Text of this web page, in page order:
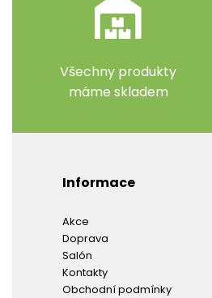
Všechny produkty
máme skladem
Informace
Akce
Doprava
Salón
Kontakty
Obchodní podmínky